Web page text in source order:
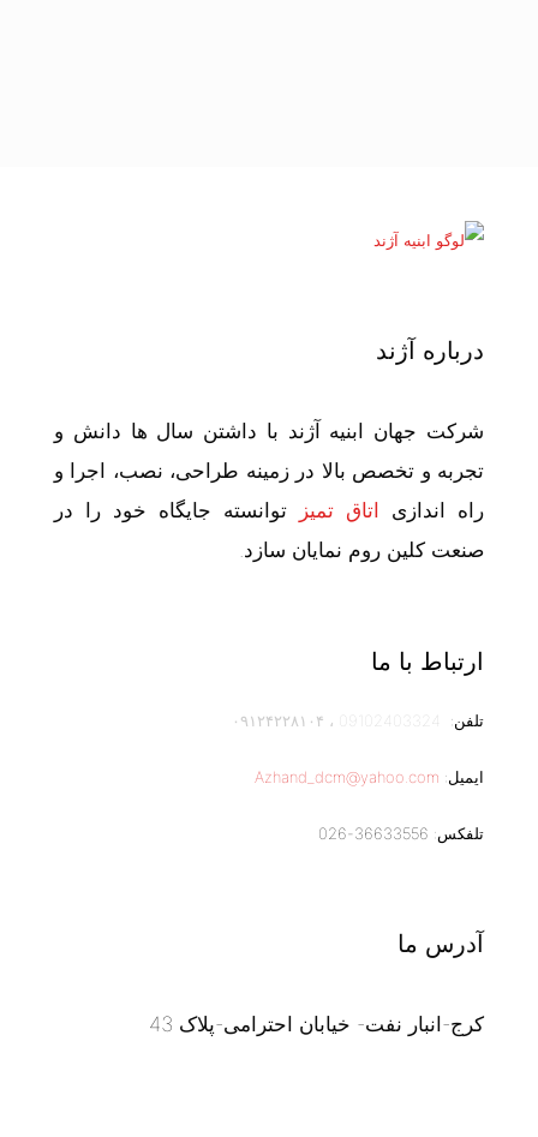
درباره آژند
شرکت جهان ابنیه آژند با داشتن سال ها دانش و
تجربه و تخصص بالا در زمینه طراحی، نصب، اجرا و
راه اندازی
اتاق تمیز
توانسته جایگاه خود را در
صنعت کلین روم نمایان سازد.
ارتباط با ما
تلفن: 09102403324 ، ۰۹۱۲۴۲۲۸۱۰۴
ایمیل: Azhand_dcm@yahoo.com
تلفکس: 36633556-026
آدرس ما
کرج-انبار نفت- خیابان احترامی-پلاک 43